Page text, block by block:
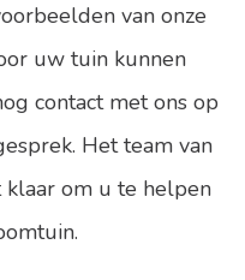
van onze
uw tuin kunnen
contact met ons op
Het team van
klaar om u te helpen